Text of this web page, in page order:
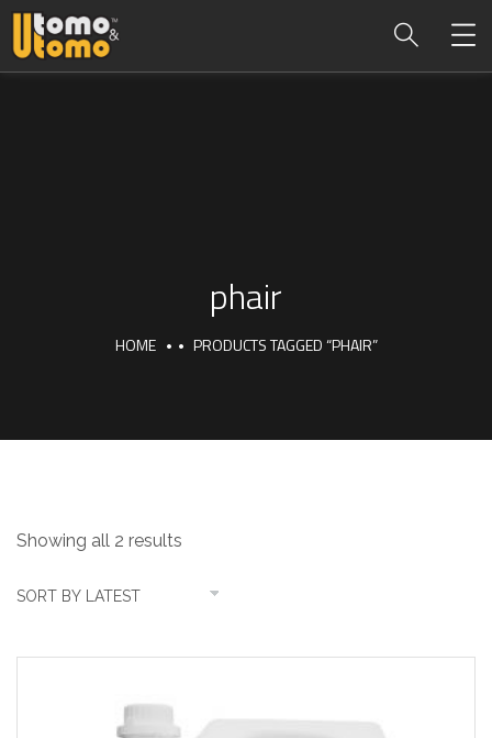
phair
HOME PRODUCTS TAGGED “PHAIR”
Showing all 2 results